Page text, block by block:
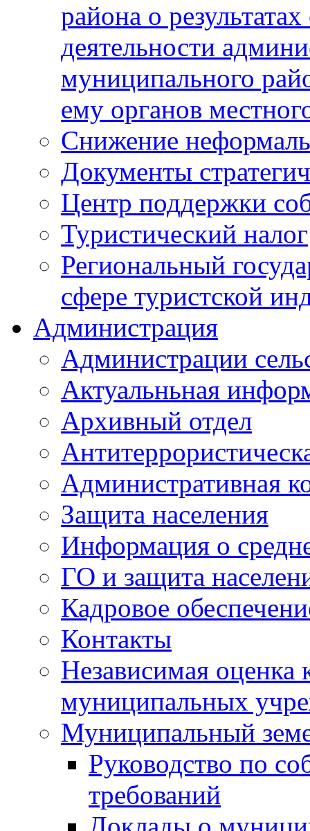
района о
деятельности
муниципального
ему органов
Снижение
Документы
Центр поддержки
Туристический налог
Региональный
сфере туристской
Администрация
Администрации
Актуальньная
Архивный отдел
Административная
Защита населения
Информация о
ГО и защита
Кадровое
Контакты
Независимая оценка
муниципальных
Муниципальный
Руководство по
требований